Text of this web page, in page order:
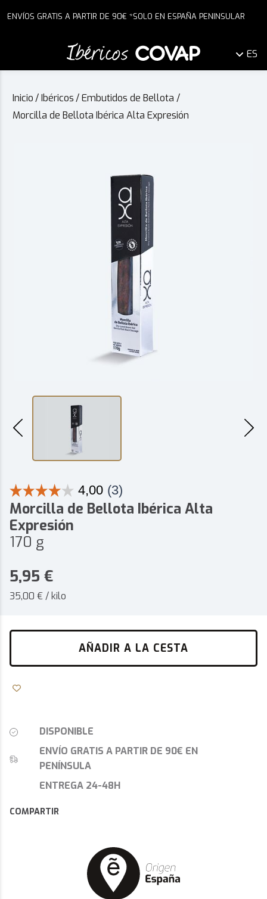
ENVÍOS GRATIS A PARTIR DE 90€ *SOLO EN ESPAÑA PENINSULAR
ES
Inicio /Ibéricos /Embutidos de Bellota /
Morcilla de Bellota Ibérica Alta Expresión
Morcilla de Bellota Ibérica Alta
Expresión
170 g
5,95 €
35,00 € / kilo
AÑADIR A LA CESTA
DISPONIBLE
ENVÍO GRATIS A PARTIR DE 90€ EN
PENÍNSULA
ENTREGA 24-48H
COMPARTIR